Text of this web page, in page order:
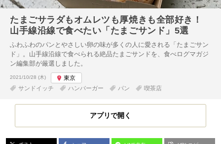
たまごサラダもオムレツも厚焼きも全部好き！
山手線沿線で食べたい「たまごサンド」5選
ふわふわのパンとやさしい卵の味が多くの人に愛される「たまごサン
ド」。山手線沿線で食べられる絶品たまごサンドを、食べログマガジ
ン編集部が厳選しました。
投稿日:
2021/10/28 (木)
東京
サンドイッチ
ハンバーガー パン 喫茶店
アプリで開く